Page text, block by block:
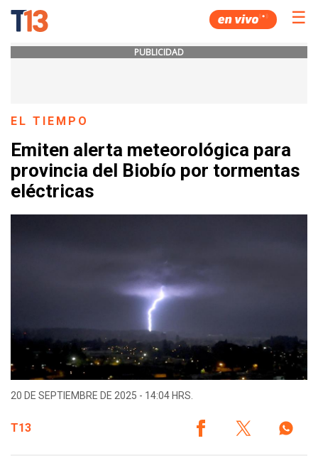
☰
PUBLICIDAD
EL TIEMPO
Emiten alerta meteorológica para
provincia del Biobío por tormentas
eléctricas
20 DE SEPTIEMBRE DE 2025 - 14:04 HRS.
T13